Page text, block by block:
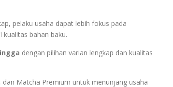
pelaku usaha dapat lebih fokus pada
bahan baku.
dengan pilihan varian lengkap dan kualitas
dan Matcha Premium untuk menunjang usaha